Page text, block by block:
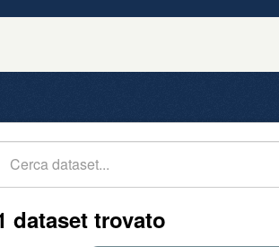
dataset trovato